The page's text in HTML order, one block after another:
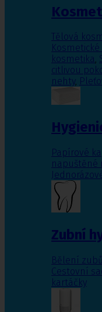
Tělová
kosmetika,
citlivou
nehty,
Papírové
napuštěné
Zubní
Bělení zubů
Cestovní
kartáčky